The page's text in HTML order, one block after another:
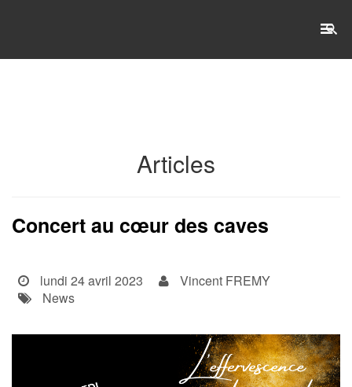
Articles
Concert au cœur des caves
lundi 24 avril 2023
Vincent FREMY
News
L'établissement
Actualités